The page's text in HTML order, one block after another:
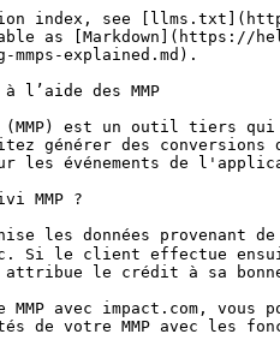
index, see
as [Markdown](https://
explained.md).
l’aide des MMP
(MMP) est un outil tiers
générer des
les événements de
MMP ?
les données provenant
Si le client effectue
le crédit à sa bonne
avec impact.com, vous
de votre MMP avec les